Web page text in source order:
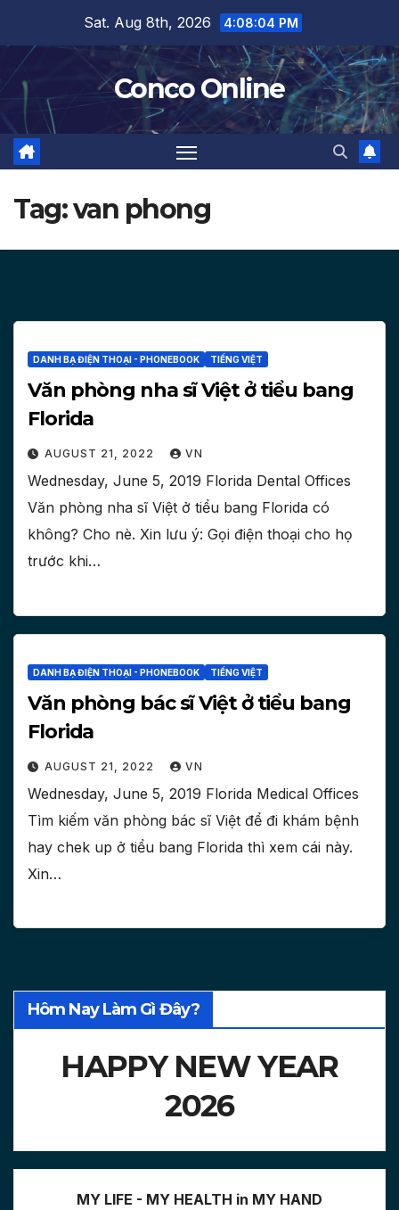
content
Sat. Aug 8th, 2026 4:08:04 PM
Conco Online
Tag:van phong
DANH BẠ ĐIỆN THOẠI - PHONEBOOK TIẾNG VIỆT
Văn phòng nha sĩ Việt ở tiểu bang
Florida
AUGUST 21, 2022 VN
Wednesday, June 5, 2019 Florida Dental Offices
Văn phòng nha sĩ Việt ở tiểu bang Florida có
không? Cho nè. Xin lưu ý: Gọi điện thoại cho họ
trước khi…
DANH BẠ ĐIỆN THOẠI - PHONEBOOK TIẾNG VIỆT
Văn phòng bác sĩ Việt ở tiểu bang
Florida
AUGUST 21, 2022 VN
Wednesday, June 5, 2019 Florida Medical Offices
Tìm kiếm văn phòng bác sĩ Việt để đi khám bệnh
hay chek up ở tiểu bang Florida thì xem cái này.
Xin…
Hôm Nay Làm Gì Đây?
HAPPY NEW YEAR
2026
MY LIFE - MY HEALTH in MY HAND